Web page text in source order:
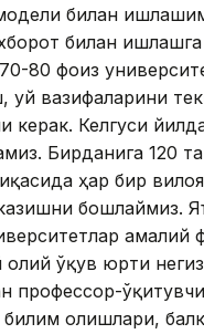
билан
билан
80 фоиз
вазифаларини
Келгуси
Бирданига 120
ҳар бир
бошлаймиз.
амалий
ўқув юрти
профессор-
билим олишлари,